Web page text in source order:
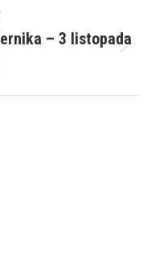
– 3 listopada